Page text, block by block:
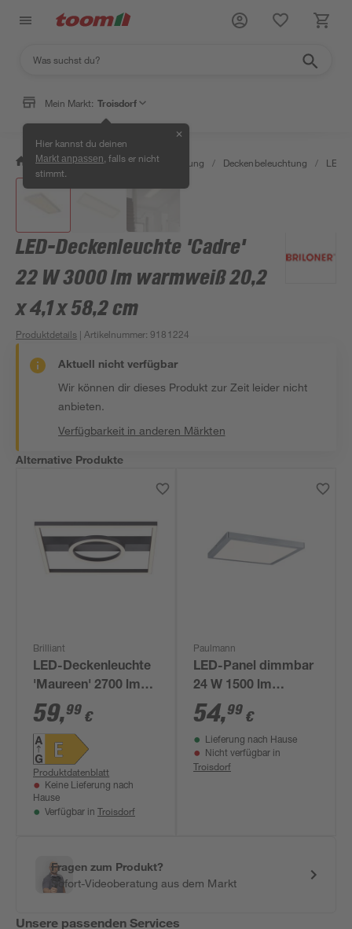
Mein Markt: Troisdorf
Hier kannst du deinen
Markt anpassen , falls er nicht
stimmt.
✕
/ Wohnen & Haushalt / Beleuchtung / Deckenbeleuchtung / LED-
LED-Deckenleuchte 'Cadre'
22 W 3000 lm warmweiß 20,2
x 4,1 x 58,2 cm
Produktdetails | Artikelnummer:9181224
Aktuell nicht verfügbar
Wir können dir dieses Produkt zur Zeit leider nicht
anbieten.
Verfügbarkeit in anderen Märkten
Alternative Produkte
Brilliant
LED-Deckenleuchte
'Maureen' 2700 lm
warmweiß 40 x 40
cm
59,99 €
Produktdatenblatt
Keine Lieferung nach
Hause
Verfügbar in Troisdorf
Paulmann
LED-Panel dimmbar
24 W 1500 lm
warmweiß 30 x 2 x
30 cm
54,99 €
Lieferung nach Hause
Nicht verfügbar in
Troisdorf
Fragen zum Produkt?
Sofort-Videoberatung aus dem Markt
Unsere passenden Services